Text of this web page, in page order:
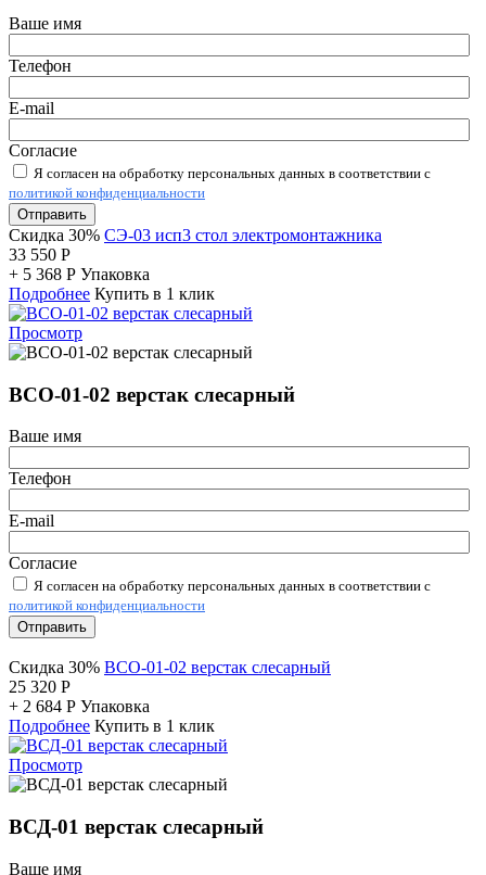
Ваше имя
Телефон
E-mail
Согласие
Я согласен на обработку персональных данных в соответствии с
политикой конфиденциальности
Отправить
Скидка 30% СЭ-03 исп3 стол электромонтажника
33 550 Р
+ 5 368 Р Упаковка
Подробнее Купить в 1 клик
Просмотр
ВСО-01-02 верстак слесарный
Ваше имя
Телефон
E-mail
Согласие
Я согласен на обработку персональных данных в соответствии с
политикой конфиденциальности
Отправить
Скидка 30% ВСО-01-02 верстак слесарный
25 320 Р
+ 2 684 Р Упаковка
Подробнее Купить в 1 клик
Просмотр
ВСД-01 верстак слесарный
Ваше имя